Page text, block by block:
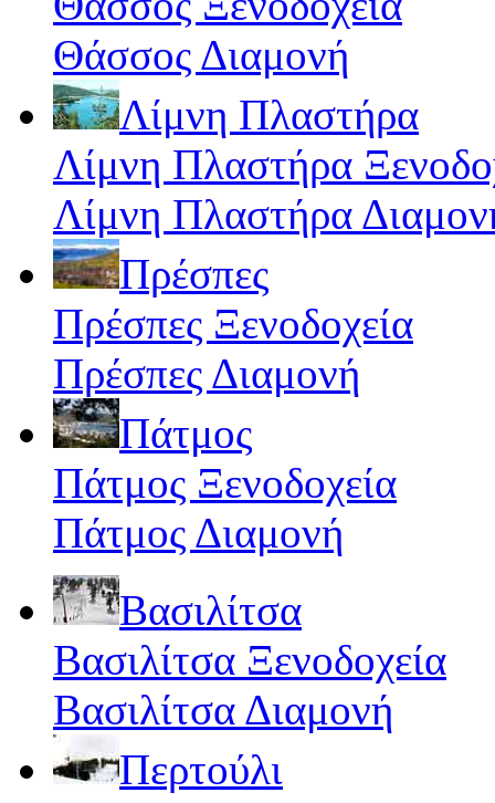
Θάσσος Διαμονή
Λίμνη Πλαστήρα
Λίμνη Πλαστήρα
Λίμνη Πλαστήρα
Πρέσπες
Πρέσπες Ξενοδοχεία
Πρέσπες Διαμονή
Πάτμος
Πάτμος Ξενοδοχεία
Πάτμος Διαμονή
Βασιλίτσα
Βασιλίτσα Ξενοδοχεία
Βασιλίτσα Διαμονή
Περτούλι